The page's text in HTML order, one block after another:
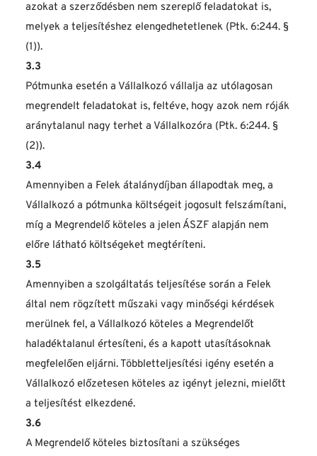
azokat a szerződésben nem szereplő feladatokat is,
melyek a teljesítéshez elengedhetetlenek (Ptk. 6:244. §
(1)).
3.3
Pótmunka esetén a Vállalkozó vállalja az utólagosan
megrendelt feladatokat is, feltéve, hogy azok nem róják
aránytalanul nagy terhet a Vállalkozóra (Ptk. 6:244. §
(2)).
3.4
Amennyiben a Felek átalánydíjban állapodtak meg, a
Vállalkozó a pótmunka költségeit jogosult felszámítani,
míg a Megrendelő köteles a jelen ÁSZF alapján nem
előre látható költségeket megtéríteni.
3.5
Amennyiben a szolgáltatás teljesítése során a Felek
által nem rögzített műszaki vagy minőségi kérdések
merülnek fel, a Vállalkozó köteles a Megrendelőt
haladéktalanul értesíteni, és a kapott utasításoknak
megfelelően eljárni. Többletteljesítési igény esetén a
Vállalkozó előzetesen köteles az igényt jelezni, mielőtt
a teljesítést elkezdené.
3.6
A Megrendelő köteles biztosítani a szükséges